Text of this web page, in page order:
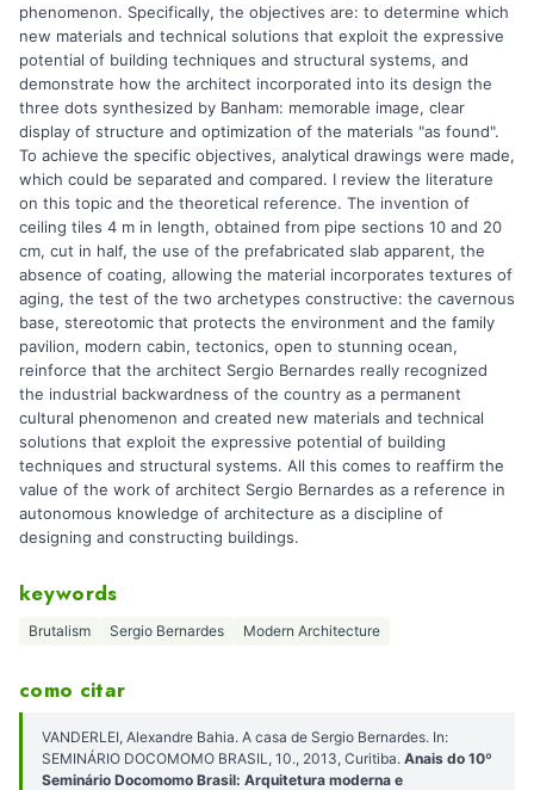
phenomenon. Specifically, the objectives are: to determine which
new materials and technical solutions that exploit the expressive
potential of building techniques and structural systems, and
demonstrate how the architect incorporated into its design the
three dots synthesized by Banham: memorable image, clear
display of structure and optimization of the materials "as found".
To achieve the specific objectives, analytical drawings were made,
which could be separated and compared. I review the literature
on this topic and the theoretical reference. The invention of
ceiling tiles 4 m in length, obtained from pipe sections 10 and 20
cm, cut in half, the use of the prefabricated slab apparent, the
absence of coating, allowing the material incorporates textures of
aging, the test of the two archetypes constructive: the cavernous
base, stereotomic that protects the environment and the family
pavilion, modern cabin, tectonics, open to stunning ocean,
reinforce that the architect Sergio Bernardes really recognized
the industrial backwardness of the country as a permanent
cultural phenomenon and created new materials and technical
solutions that exploit the expressive potential of building
techniques and structural systems. All this comes to reaffirm the
value of the work of architect Sergio Bernardes as a reference in
autonomous knowledge of architecture as a discipline of
designing and constructing buildings.
keywords
Brutalism Sergio Bernardes Modern Architecture
como citar
VANDERLEI, Alexandre Bahia. A casa de Sergio Bernardes. In:
SEMINÁRIO DOCOMOMO BRASIL, 10., 2013, Curitiba. Anais do 10º
Seminário Docomomo Brasil: Arquitetura moderna e